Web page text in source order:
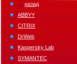
← назад
ABBYY
CITRIX
DrWeb
Kaspersky Lab
SYMANTEC